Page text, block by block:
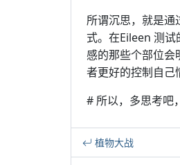
所谓沉思，就是
式。在Eileen 测
感的那些个部位会
者更好的控制自己
# 所以，多思考吧
植物大战